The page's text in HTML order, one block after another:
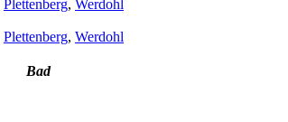
Plettenberg, Werdohl
Plettenberg, Werdohl
Bad